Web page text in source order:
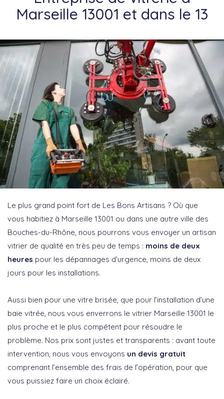
Marseille 13001 et dans le 13
Le plus grand point fort de Les Bons Artisans ? Où que
vous habitiez à Marseille 13001 ou dans une autre ville des
Bouches-du-Rhône, nous pourrons vous envoyer un artisan
vitrier de qualité en très peu de temps : moins de deux
heures pour les dépannages d’urgence, moins de deux
jours pour les installations.
Aussi bien pour une vitre brisée, que pour l’installation d’une
baie vitrée, nous vous enverrons le vitrier Marseille 13001 le
plus proche et le plus compétent pour résoudre le
problème. Nos prix sont justes et transparents : avant toute
intervention, nous vous envoyons un devis gratuit
comprenant l’ensemble des frais de l’opération, pour que
vous puissiez faire un choix éclairé.